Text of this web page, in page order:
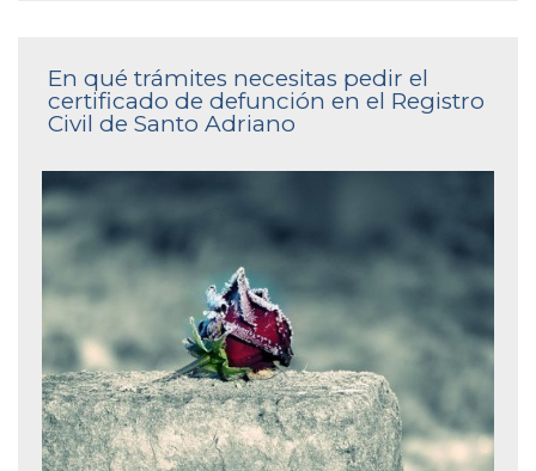
En qué trámites necesitas pedir el
certificado de defunción en el Registro
Civil de Santo Adriano